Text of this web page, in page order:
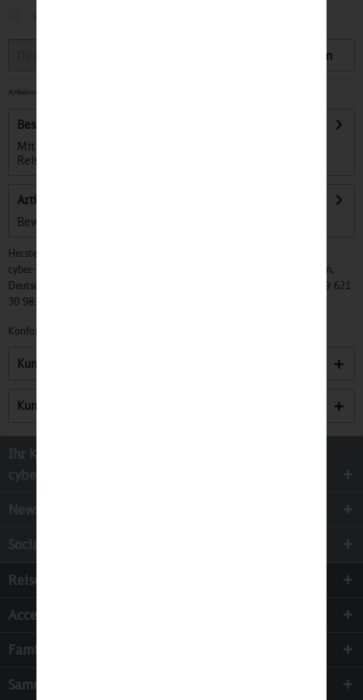
Speichern
Artikelnummer:
Beschreibung
Mit dem kleinen Salz-Express gehen Salz und Pfeffer auf
Reisen - nächster Halt: Frühstücksei....
Artikel bewerten
Bewertungen lesen, schreiben und diskutieren...
Hersteller:
cyber-Wear Heidelberg GmbH, Elsa-Brändström-Str. 4, 68229 Mannheim,
Deutschland, Info@mycybergroup.com, https://mycybergroup.com, +49 621
30 983 0
Konformitätserklärungen zu unseren Produkten finden Sie
Kunden kauften auch
Kunden haben sich ebenfalls angesehen
Ihr Kontakt zur
cyber-Wear Heidelberg GmbH
Newsletter
Socialmedia
Reisen
Accessoires
Familie & Kinder
Sammeln